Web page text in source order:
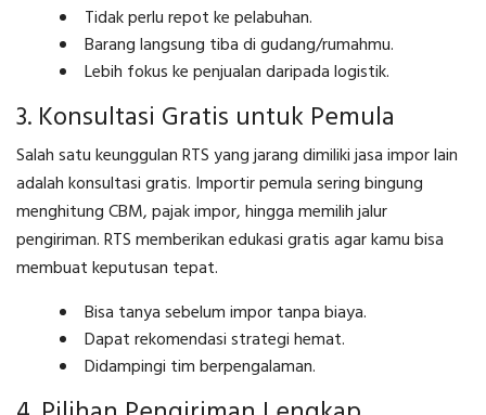
Tidak perlu repot ke pelabuhan.
Barang langsung tiba di gudang/rumahmu.
Lebih fokus ke penjualan daripada logistik.
3. Konsultasi Gratis untuk Pemula
Salah satu keunggulan RTS yang jarang dimiliki jasa impor lain
adalah konsultasi gratis. Importir pemula sering bingung
menghitung CBM, pajak impor, hingga memilih jalur
pengiriman. RTS memberikan edukasi gratis agar kamu bisa
membuat keputusan tepat.
Bisa tanya sebelum impor tanpa biaya.
Dapat rekomendasi strategi hemat.
Didampingi tim berpengalaman.